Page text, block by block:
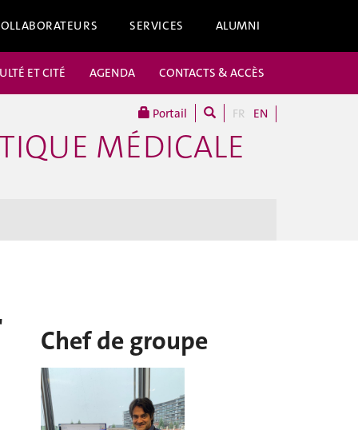
SERVICES ALUMNI
Portail FR EN
ET CITÉ AGENDA CONTACTS & ACCÈS
MÉDICALE
Chef de groupe